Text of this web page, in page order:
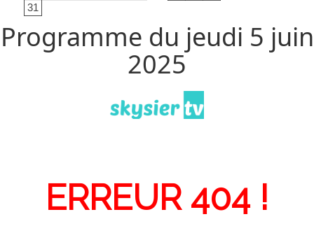
31
Programme du jeudi 5 juin
2025